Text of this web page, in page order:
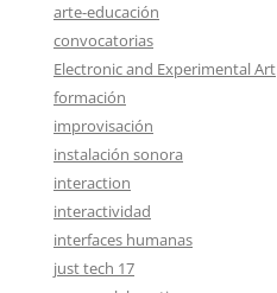
arte-educación
convocatorias
Electronic and Experimental Art
formación
improvisación
instalación sonora
interaction
interactividad
interfaces humanas
just tech 17